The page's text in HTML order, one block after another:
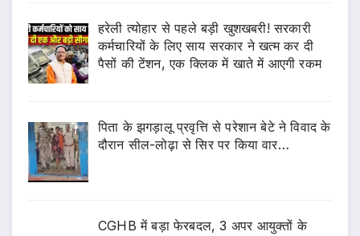
हरेली त्योहार से पहले बड़ी खुशखबरी! सरकारी
कर्मचारियों के लिए साय सरकार ने खत्म कर दी
पैसों की टेंशन, एक क्लिक में खाते में आएगी रकम
पिता के झगड़ालू प्रवृत्ति से परेशान बेटे ने विवाद के
दौरान सील-लोढ़ा से सिर पर किया वार…
CGHB में बड़ा फेरबदल, 3 अपर आयुक्तों के